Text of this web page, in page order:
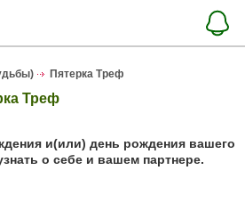
Пятерка Треф
Треф
и(или) день рождения вашего
о себе и вашем партнере.